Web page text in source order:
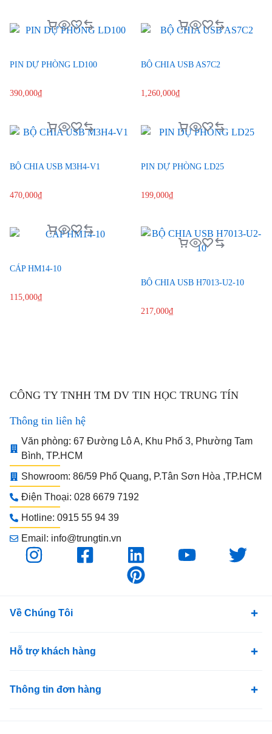
PIN DỰ PHÒNG LD100
390,000₫
BỘ CHIA USB AS7C2
1,260,000₫
BỘ CHIA USB M3H4-V1
470,000₫
PIN DỰ PHÒNG LD25
199,000₫
CÁP HM14-10
115,000₫
BỘ CHIA USB H7013-U2-10
217,000₫
CÔNG TY TNHH TM DV TIN HỌC TRUNG TÍN
Thông tin liên hệ
Văn phòng: 67 Đường Lô A, Khu Phố 3, Phường Tam
Bình, TP.HCM
Showroom: 86/59 Phổ Quang, P.Tân Sơn Hòa ,TP.HCM
Điện Thoại: 028 6679 7192
Hotline: 0915 55 94 39
Email: info@trungtin.vn
Về Chúng Tôi
Hỗ trợ khách hàng
Thông tin đơn hàng